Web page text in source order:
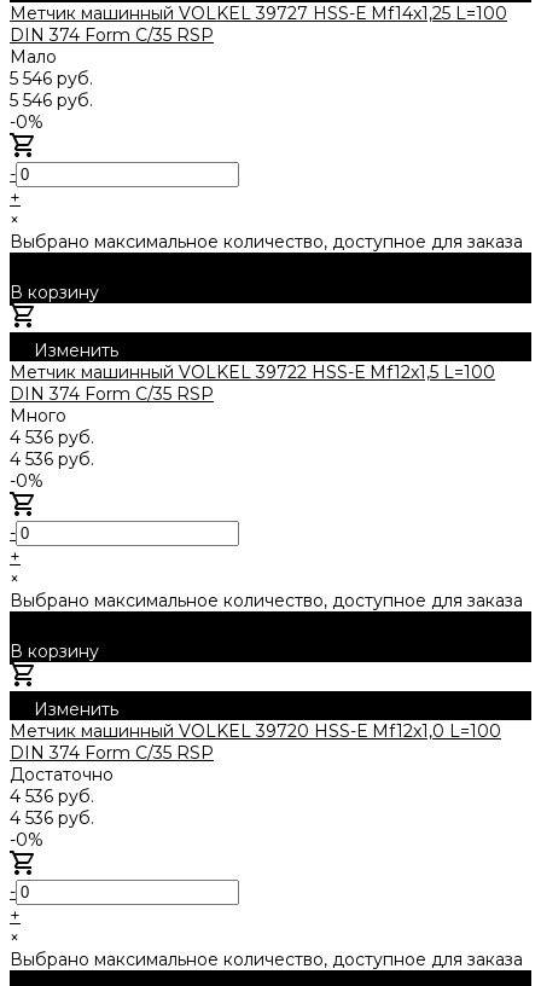
Метчик машинный VOLKEL 39727 HSS-Е Mf14x1,25 L=100
DIN 374 Form C/35 RSP
Мало
5 546 руб.
5 546 руб.
-0%
-
+
×
Выбрано максимальное количество, доступное для заказа
В корзину
Изменить
Метчик машинный VOLKEL 39722 HSS-Е Mf12x1,5 L=100
DIN 374 Form C/35 RSP
Много
4 536 руб.
4 536 руб.
-0%
-
+
×
Выбрано максимальное количество, доступное для заказа
В корзину
Изменить
Метчик машинный VOLKEL 39720 HSS-Е Mf12x1,0 L=100
DIN 374 Form C/35 RSP
Достаточно
4 536 руб.
4 536 руб.
-0%
-
+
×
Выбрано максимальное количество, доступное для заказа